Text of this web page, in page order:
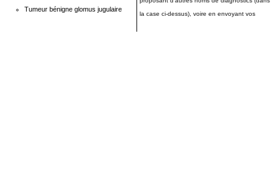
Tumeur bénigne glomus jugulaire
la case ci-dessus), voire en envoyant vos